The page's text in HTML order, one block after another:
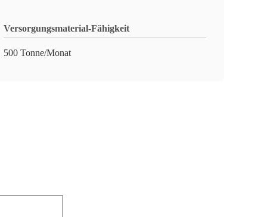
Versorgungsmaterial-Fähigkeit
500 Tonne/Monat